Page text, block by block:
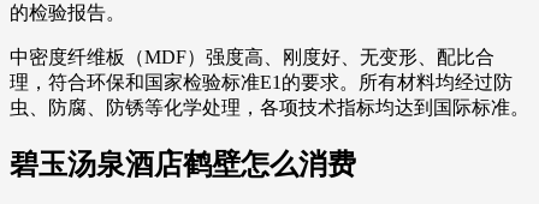
的检验报告。
中密度纤维板（MDF）强度高、刚度好、无变形、配比合
理，符合环保和国家检验标准E1的要求。所有材料均经过防
虫、防腐、防锈等化学处理，各项技术指标均达到国际标准。
碧玉汤泉酒店鹤壁怎么消费